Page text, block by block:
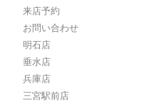
来店予約
お問い合わせ
明石店
垂水店
兵庫店
三宮駅前店